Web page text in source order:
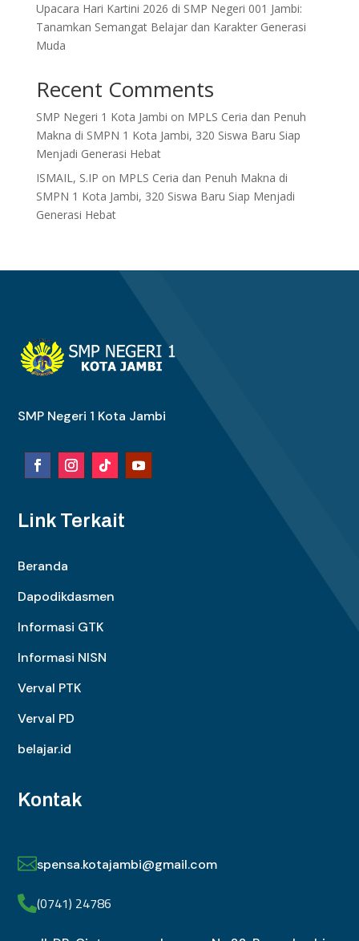
Upacara Hari Kartini 2026 di SMP Negeri 001 Jambi:
Tanamkan Semangat Belajar dan Karakter Generasi
Muda
Recent Comments
SMP Negeri 1 Kota Jambi on MPLS Ceria dan Penuh
Makna di SMPN 1 Kota Jambi, 320 Siswa Baru Siap
Menjadi Generasi Hebat
ISMAIL, S.IP on MPLS Ceria dan Penuh Makna di
SMPN 1 Kota Jambi, 320 Siswa Baru Siap Menjadi
Generasi Hebat
SMP Negeri 1 Kota Jambi
Link Terkait
Beranda
Dapodikdasmen
Informasi GTK
Informasi NISN
Verval PTK
Verval PD
belajar.id
Kontak
spensa.kotajambi@gmail.com
(0741) 24786